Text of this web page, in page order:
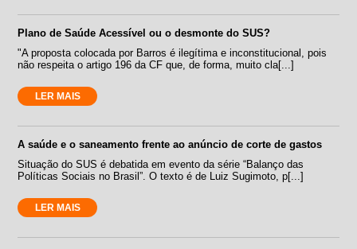
Plano de Saúde Acessível ou o desmonte do SUS?
"A proposta colocada por Barros é ilegítima e inconstitucional, pois
não respeita o artigo 196 da CF que, de forma, muito cla[...]
LER MAIS
A saúde e o saneamento frente ao anúncio de corte de gastos
Situação do SUS é debatida em evento da série “Balanço das
Políticas Sociais no Brasil”. O texto é de Luiz Sugimoto, p[...]
LER MAIS